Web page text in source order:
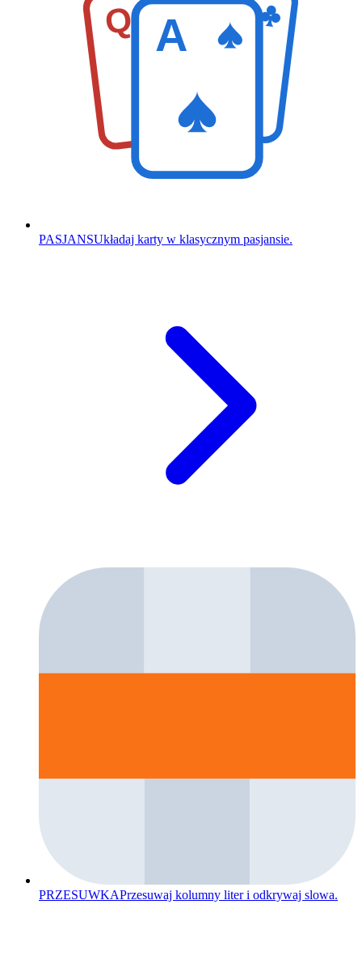
Q K
A
PASJANSUkładaj karty w klasycznym pasjansie.
PRZESUWKAPrzesuwaj kolumny liter i odkrywaj slowa.